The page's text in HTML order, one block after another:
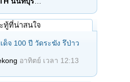
ทู้ที่น่าสนใจ
ด็จ 100 ปี วัดระฆัง รึป่าว
อาทิตย์ เวลา 12:13